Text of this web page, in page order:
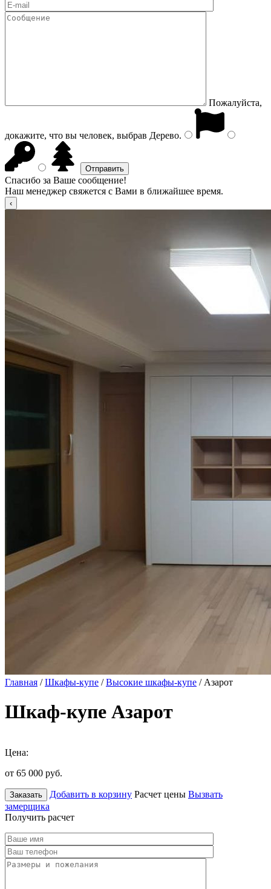
Пожалуйста,
докажите, что вы человек, выбрав Дерево.
Спасибо за Ваше сообщение!
Наш менеджер свяжется с Вами в ближайшее время.
Главная /Шкафы-купе /Высокие шкафы-купе / Азарот
Шкаф-купе Азарот
Цена:
от 65 000 руб.
Заказать Добавить в корзину Расчет цены Вызвать
замерщика
Получить расчет